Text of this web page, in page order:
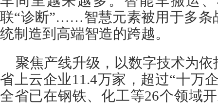
联“诊断”……智慧元素被用于多条
统制造到高端智造的跨越。
聚焦产线升级，以数字技术为
省上云企业11.4万家，超过“十万
全省已在钢铁、化工等26个领域